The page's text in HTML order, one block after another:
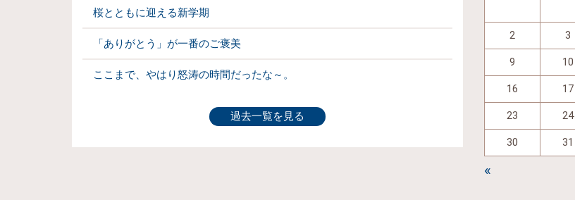
桜とともに迎える新学期
「ありがとう」が一番のご褒美
ここまで、やはり怒涛の時間だったな～。
過去一覧を見る
2 3
9 10
16 17
23 24
30 31
«